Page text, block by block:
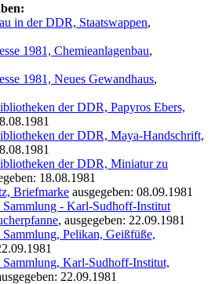
in der DDR, Staatswappen,
1981, Chemieanlagenbau,
1981, Neues Gewandhaus,
der DDR, Papyros Ebers,
der DDR, Maya-Handschrift,
der DDR, Miniatur zu
18.08.1981
Briefmarke ausgegeben: 08.09.1981
- Karl-Sudhoff-Institut
, ausgegeben: 22.09.1981
Pelikan, Geißfüße,
Karl-Sudhoff-Institut,
22.09.1981